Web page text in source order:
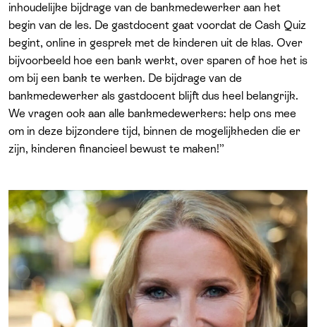
inhoudelijke bijdrage van de bankmedewerker aan het
begin van de les. De gastdocent gaat voordat de Cash Quiz
begint, online in gesprek met de kinderen uit de klas. Over
bijvoorbeeld hoe een bank werkt, over sparen of hoe het is
om bij een bank te werken. De bijdrage van de
bankmedewerker als gastdocent blijft dus heel belangrijk.
We vragen ook aan alle bankmedewerkers: help ons mee
om in deze bijzondere tijd, binnen de mogelijkheden die er
zijn, kinderen financieel bewust te maken!”